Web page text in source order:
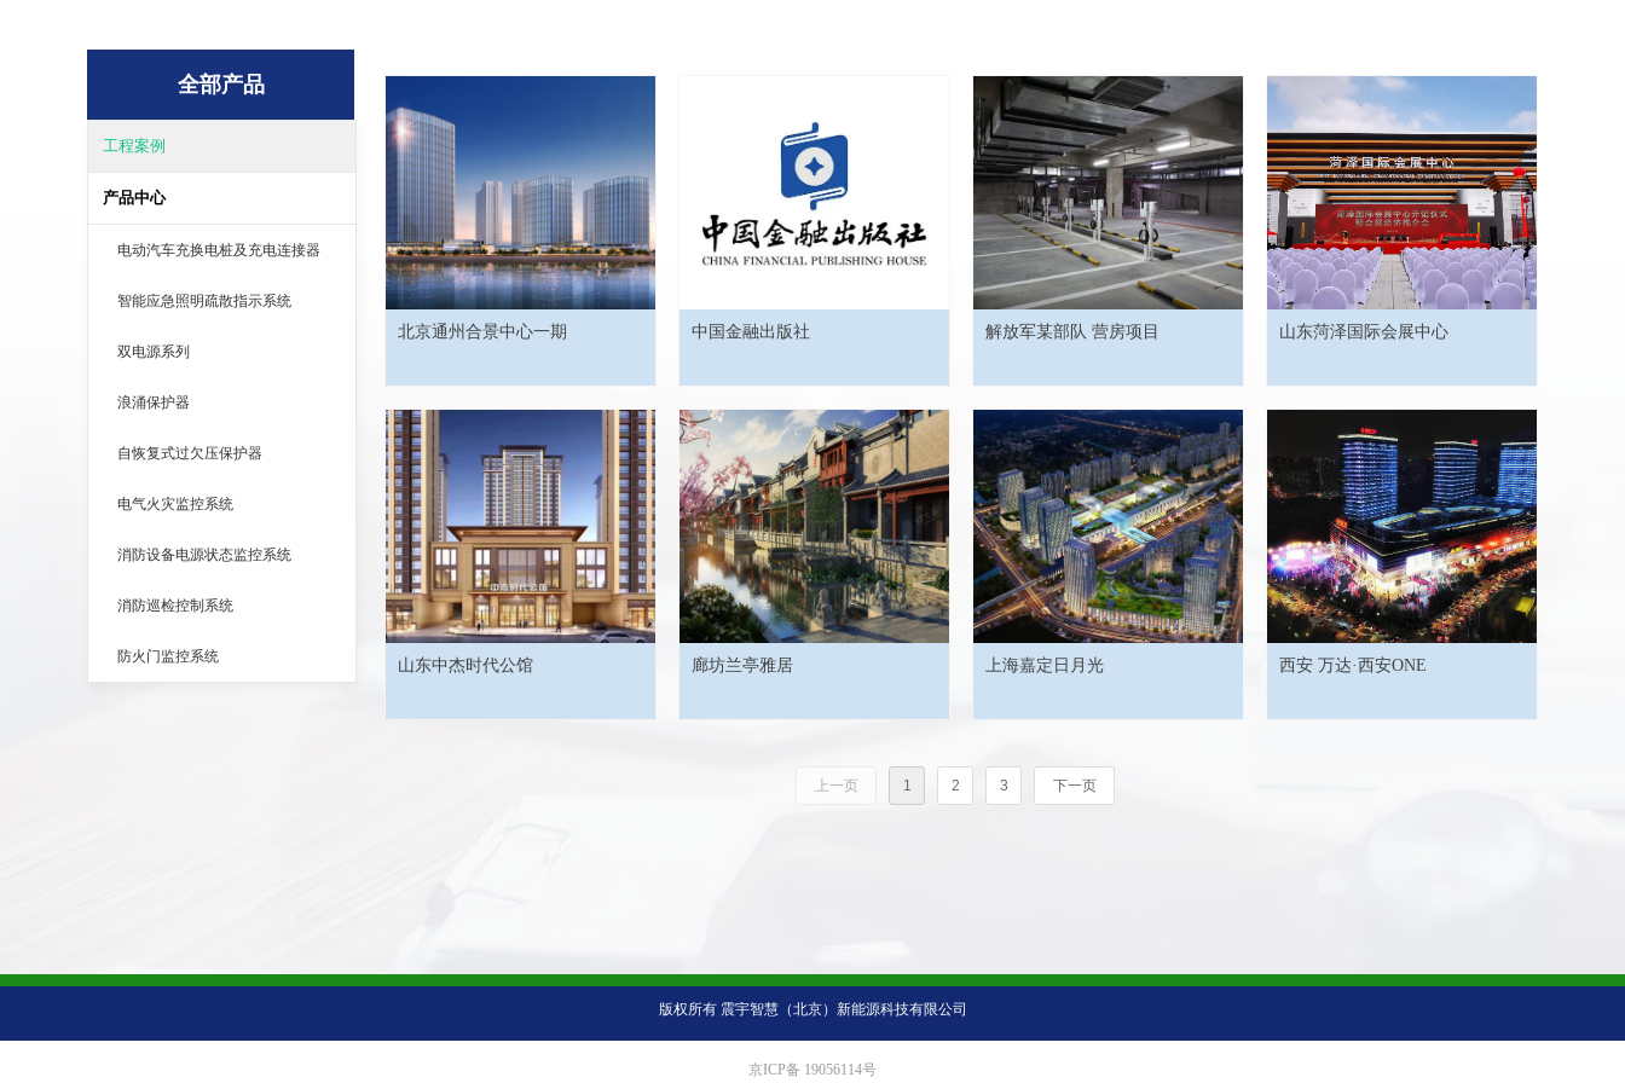
北京通州合景中心一期 中国金融出版社 解放军某部队 营房项目 山东菏泽国际会展中心
山东中杰时代公馆 廊坊兰亭雅居 上海嘉定日月光 西安 万达·西安ONE
上一页 1 2 3 下一页
工程案例
产品中心
电动汽车充换电桩及充电连接器
智能应急照明疏散指示系统
双电源系列
浪涌保护器
自恢复式过欠压保护器
电气火灾监控系统
消防设备电源状态监控系统
消防巡检控制系统
防火门监控系统
全部产品
版权所有 震宇智慧（北京）新能源科技有限公司
京ICP备 19056114号